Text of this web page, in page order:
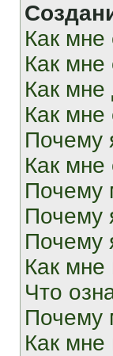
Как мне
Как мне
Как мне
Как мне
Почему
Как мне
Почему
Почему
Почему
Как мне
Что
Почему
Как мне